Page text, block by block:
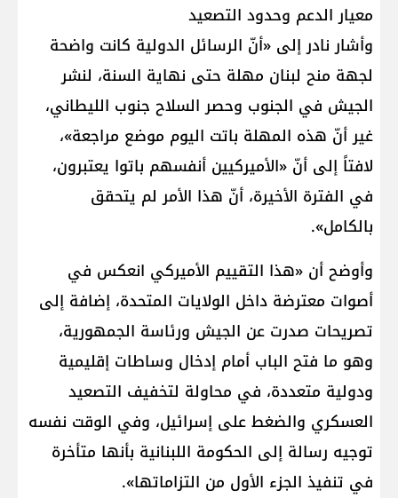
معيار الدعم وحدود التصعيد
وأشار نادر إلى «أنّ الرسائل الدولية كانت واضحة
لجهة منح لبنان مهلة حتى نهاية السنة، لنشر
الجيش في الجنوب وحصر السلاح جنوب الليطاني،
غير أنّ هذه المهلة باتت اليوم موضع مراجعة»،
لافتاً إلى أنّ «الأميركيين أنفسهم باتوا يعتبرون،
في الفترة الأخيرة، أنّ هذا الأمر لم يتحقق
بالكامل».
وأوضح أن «هذا التقييم الأميركي انعكس في
أصوات معترضة داخل الولايات المتحدة، إضافة إلى
تصريحات صدرت عن الجيش ورئاسة الجمهورية،
وهو ما فتح الباب أمام إدخال وساطات إقليمية
ودولية متعددة، في محاولة لتخفيف التصعيد
العسكري والضغط على إسرائيل، وفي الوقت نفسه
توجيه رسالة إلى الحكومة اللبنانية بأنها متأخرة
في تنفيذ الجزء الأول من التزاماتها».